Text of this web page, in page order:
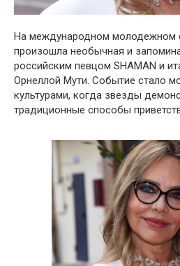
На международном молодежном
произошла необычная и
российским певцом SHAMAN и
Орнеллой Мути. Событие стало
культурами, когда звезды
традиционные способы